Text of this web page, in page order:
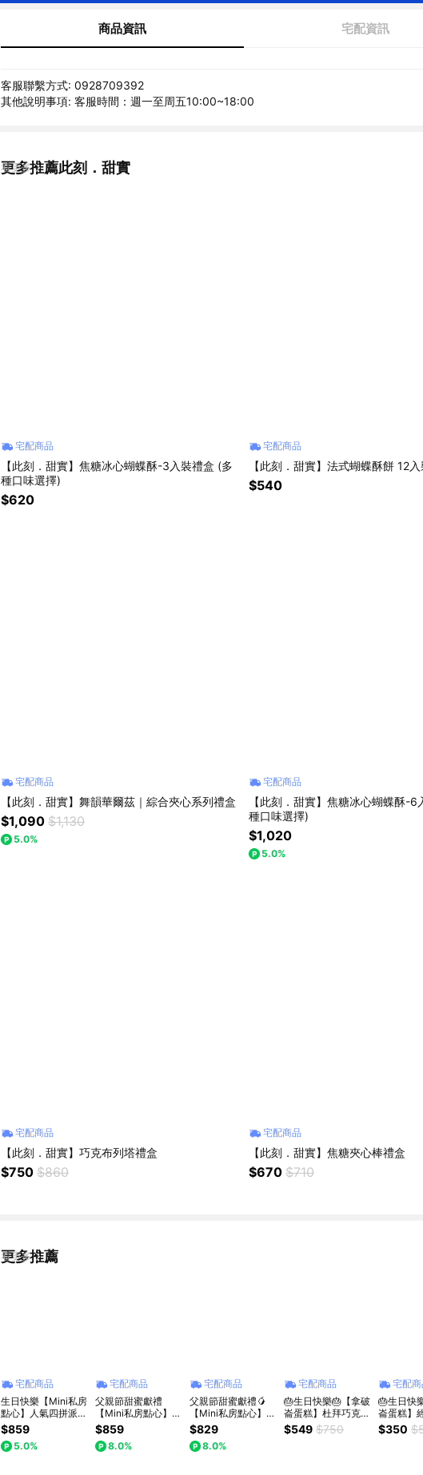
商品資訊 宅配資訊
客服聯繫方式: 0928709392
其他說明事項: 客服時間：週一至周五10:00~18:00
更多推薦此刻．甜實
看更多
宅配商品
【此刻．甜實】焦糖冰心蝴蝶酥-3入裝禮盒 (多
種口味選擇)
$620
宅配商品
【此刻．甜實】法式蝴蝶酥餅 12
$540
宅配商品
【此刻．甜實】舞韻華爾茲｜綜合夾心系列禮盒
$1,090 $1,130
5.0%
宅配商品
【此刻．甜實】焦糖冰心蝴蝶酥-6
種口味選擇)
$1,020
5.0%
宅配商品
【此刻．甜實】巧克布列塔禮盒
$750 $860
宅配商品
【此刻．甜實】焦糖夾心棒禮盒
$670 $710
更多推薦
看更多
宅配商品
生日快樂【Mini私房
點心】人氣四拼派｜
生日分享款 四款風
味一次擁有🩷❤️
$859
5.0%
宅配商品
父親節甜蜜獻禮
【Mini私房點心】人
氣四拼派｜生日分享
款 四款風味一次擁
有🩷❤️
$859
8.0%
宅配商品
父親節甜蜜獻禮🥭
【Mini私房點心】盛
夏芒果卡士達｜把滿
滿芒果香，送給今天
最特別的你。 🎂
$829
8.0%
宅配商品
🎂生日快樂🎂【拿破
崙蛋糕】杜拜巧克力
1盒 (400g/盒)｜生
日｜慶生｜
$549 $750
宅配
🎂生日快
崙蛋糕】
盒(280g/
$350